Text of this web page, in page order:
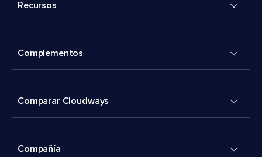
Recursos
Complementos
Comparar Cloudways
Compañía